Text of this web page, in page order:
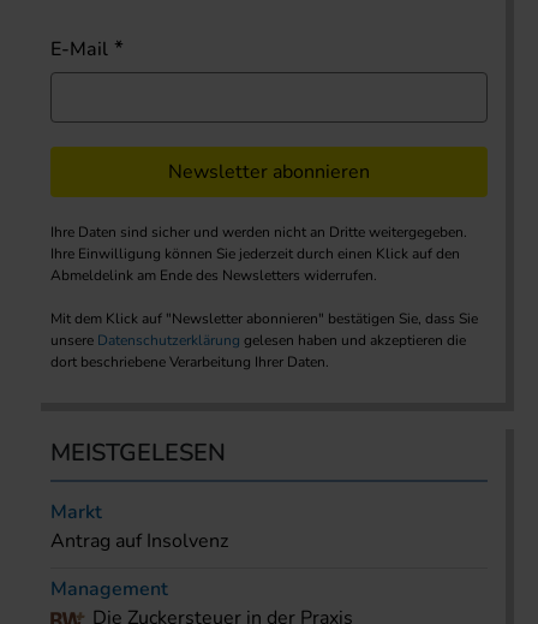
E-Mail
Newsletter abonnieren
Ihre Daten sind sicher und werden nicht an Dritte weitergegeben.
Ihre Einwilligung können Sie jederzeit durch einen Klick auf den
Abmeldelink am Ende des Newsletters widerrufen.
Mit dem Klick auf "Newsletter abonnieren" bestätigen Sie, dass Sie
unsere Datenschutzerklärung gelesen haben und akzeptieren die
dort beschriebene Verarbeitung Ihrer Daten.
MEISTGELESEN
Markt
Antrag auf Insolvenz
Management
Die Zuckersteuer in der Praxis